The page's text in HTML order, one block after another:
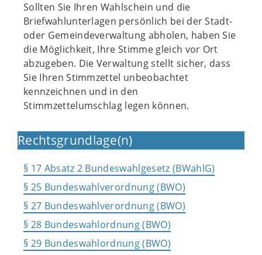
Sollten Sie Ihren Wahlschein und die
Briefwahlunterlagen persönlich bei der Stadt-
oder Gemeindeverwaltung abholen, haben Sie
die Möglichkeit, Ihre Stimme gleich vor Ort
abzugeben. Die Verwaltung stellt sicher, dass
Sie Ihren Stimmzettel unbeobachtet
kennzeichnen und in den
Stimmzettelumschlag legen können.
Rechtsgrundlage(n)
§ 17 Absatz 2 Bundeswahlgesetz (BWahlG)
§ 25 Bundeswahlverordnung (BWO)
§ 27 Bundeswahlverordnung (BWO)
§ 28 Bundeswahlordnung (BWO)
§ 29 Bundeswahlordnung (BWO)